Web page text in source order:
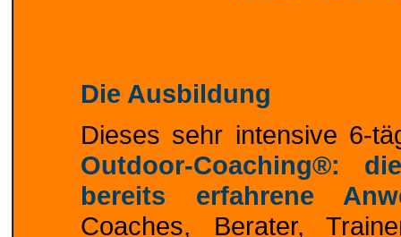
Die Ausbildung
Dieses sehr intensive 6-
Outdoor-Coaching®:
bereits erfahrene
Coaches, Berater,